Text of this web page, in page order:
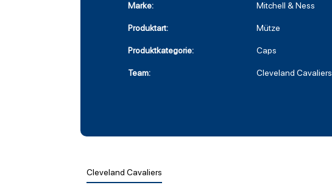
Marke: Mitchell & Ness
Produktart: Mütze
Produktkategorie: Caps
Team: Cleveland Cavaliers
Cleveland Cavaliers